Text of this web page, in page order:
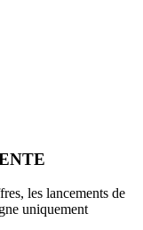
les lancements de
uniquement